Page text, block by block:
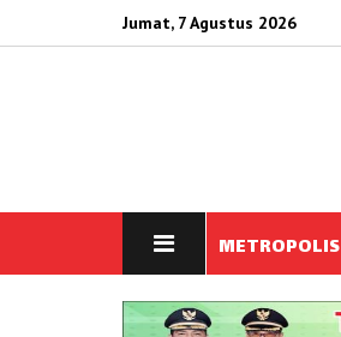
Jumat, 7 Agustus 2026
METROPOLIS